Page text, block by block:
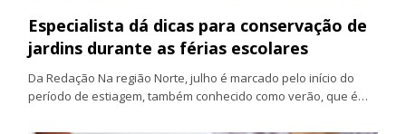
Especialista dá dicas para conservação de
jardins durante as férias escolares
Da Redação Na região Norte, julho é marcado pelo início do
período de estiagem, também conhecido como verão, que é…